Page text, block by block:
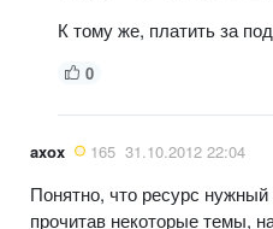
К тому же, платить за
0
axox 165 31.10.2012 22:04
Понятно, что ресурс
прочитав некоторые темы,